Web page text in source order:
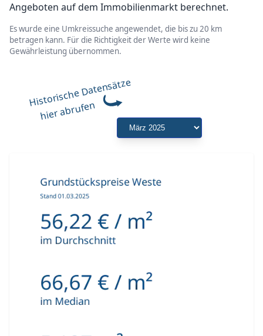
Angeboten auf dem Immobilienmarkt berechnet.
Es wurde eine Umkreissuche angewendet, die bis zu 20 km
betragen kann. Für die Richtigkeit der Werte wird keine
Gewährleistung übernommen.
Historische Datensätze
hier abrufen